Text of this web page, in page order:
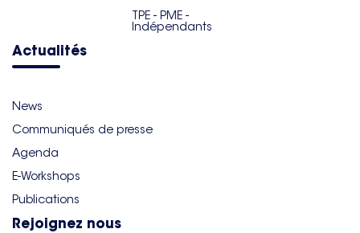
TPE - PME -
Indépendants
Actualités
News
Communiqués de presse
Agenda
E-Workshops
Publications
Rejoignez nous